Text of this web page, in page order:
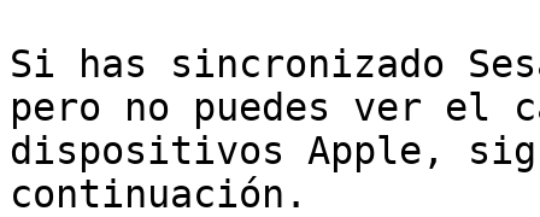
Si has sincronizado
pero no puedes ver el
dispositivos Apple,
continuación.